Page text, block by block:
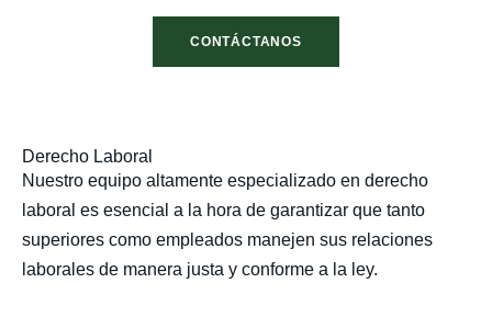
CONTÁCTANOS
Derecho Laboral
Nuestro equipo altamente especializado en derecho
laboral es esencial a la hora de garantizar que tanto
superiores como empleados manejen sus relaciones
laborales de manera justa y conforme a la ley.